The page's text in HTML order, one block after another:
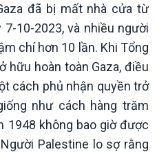
đảo
Mùa vàng
Biển đảo Việt Nam
Tâm tình biên giới và hải
đảo
Tìm hiểu biển, đảo Việt
Nam
đã bị mất nhà cửa từ
10-2023, và nhiều người
chí hơn 10 lần. Khi Tổng
hữu hoàn toàn Gaza, điều
cách phủ nhận quyền trở
như cách hàng trăm
1948 không bao giờ được
Palestine lo sợ rằng